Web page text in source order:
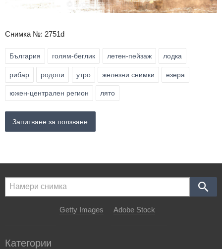
Снимка №: 2751d
България голям-беглик летен-пейзаж лодка
рибар родопи утро железни снимки езера
южен-централен регион лято
Запитване за ползване
Getty Images Adobe Stock
Категории